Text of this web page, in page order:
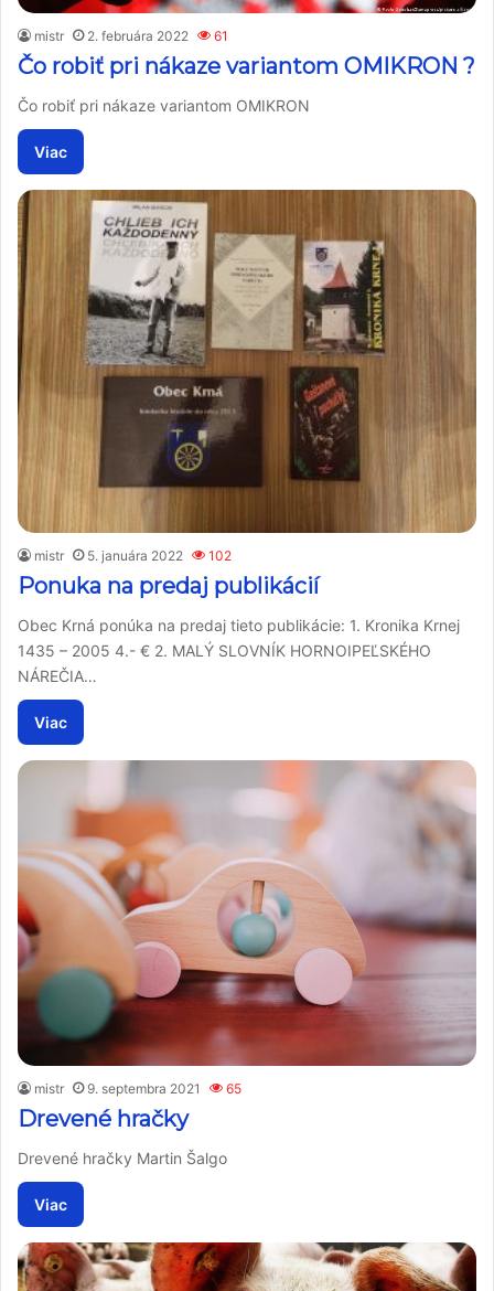
mistr 2. februára 2022 61
Čo robiť pri nákaze variantom OMIKRON ?
Čo robiť pri nákaze variantom OMIKRON
Viac
mistr 5. januára 2022 102
Ponuka na predaj publikácií
Obec Krná ponúka na predaj tieto publikácie: 1. Kronika Krnej
1435 – 2005 4.- € 2. MALÝ SLOVNÍK HORNOIPEĽSKÉHO
NÁREČIA…
Viac
mistr 9. septembra 2021 65
Drevené hračky
Drevené hračky Martin Šalgo
Viac